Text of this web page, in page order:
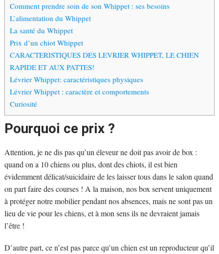
Comment prendre soin de son Whippet : ses besoins
L’alimentation du Whippet
La santé du Whippet
Prix d’un chiot Whippet
CARACTERISTIQUES DES LEVRIER WHIPPET, LE CHIEN
RAPIDE ET AUX PATTES!
Lévrier Whippet: caractéristiques physiques
Lévrier Whippet : caractère et comportements
Curiosité
Pourquoi ce prix ?
Attention, je ne dis pas qu’un éleveur ne doit pas avoir de box :
quand on a 10 chiens ou plus, dont des chiots, il est bien
évidemment délicat/suicidaire de les laisser tous dans le salon quand
on part faire des courses ! A la maison, nos box servent uniquement
à protéger notre mobilier pendant nos absences, mais ne sont pas un
lieu de vie pour les chiens, et à mon sens ils ne devraient jamais
l’être !
D’autre part, ce n’est pas parce qu’un chien est un reproducteur qu’il